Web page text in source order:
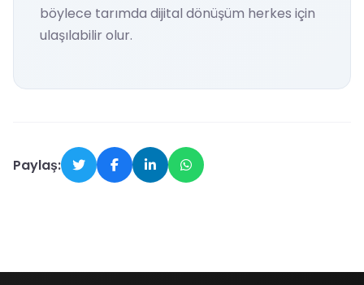
böylece tarımda dijital dönüşüm herkes için
ulaşılabilir olur.
Paylaş: